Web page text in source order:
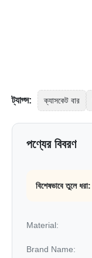
ট্যাগ্স: ক্যাসকেট বার
পণ্যের বিবরণ
বিশেষভাবে তুলে ধরা:
Material:
Brand Name: